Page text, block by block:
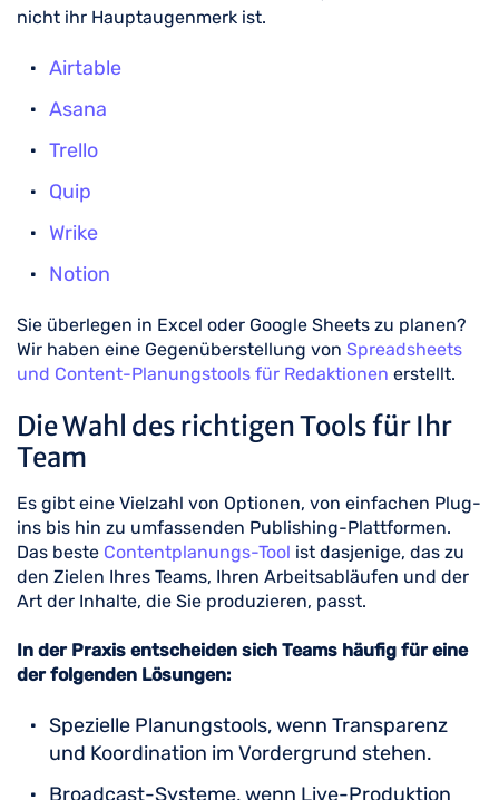
nicht ihr Hauptaugenmerk ist.
Airtable
Asana
Trello
Quip
Wrike
Notion
Sie überlegen in Excel oder Google Sheets zu planen?
Wir haben eine Gegenüberstellung von Spreadsheets
und Content-Planungstools für Redaktionen erstellt.
Die Wahl des richtigen Tools für Ihr
Team
Es gibt eine Vielzahl von Optionen, von einfachen Plug-
ins bis hin zu umfassenden Publishing-Plattformen.
Das beste Contentplanungs-Tool ist dasjenige, das zu
den Zielen Ihres Teams, Ihren Arbeitsabläufen und der
Art der Inhalte, die Sie produzieren, passt.
In der Praxis entscheiden sich Teams häufig für eine
der folgenden Lösungen:
Spezielle Planungstools, wenn Transparenz
und Koordination im Vordergrund stehen.
Broadcast-Systeme, wenn Live-Produktion